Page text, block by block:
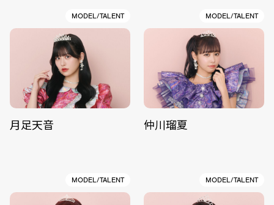
MODEL/TALENT
月足天音
MODEL/TALENT
仲川瑠夏
MODEL/TALENT MODEL/TALENT